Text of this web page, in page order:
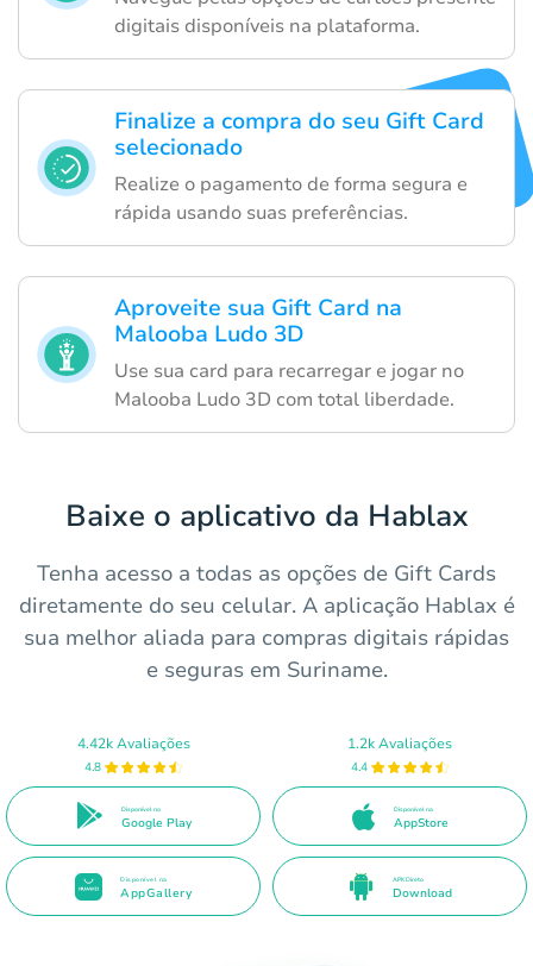
digitais disponíveis na plataforma.
Finalize a compra do seu Gift Card
selecionado
Realize o pagamento de forma segura e
rápida usando suas preferências.
Aproveite sua Gift Card na
Malooba Ludo 3D
Use sua card para recarregar e jogar no
Malooba Ludo 3D com total liberdade.
Baixe o aplicativo da Hablax
Tenha acesso a todas as opções de Gift Cards
diretamente do seu celular. A aplicação Hablax é
sua melhor aliada para compras digitais rápidas
e seguras em Suriname.
4.42k Avaliações
4.8
Disponível no
Google Play
1.2k Avaliações
4.4
Disponível na
AppStore
Disponível na
AppGallery
APK Direto
Download